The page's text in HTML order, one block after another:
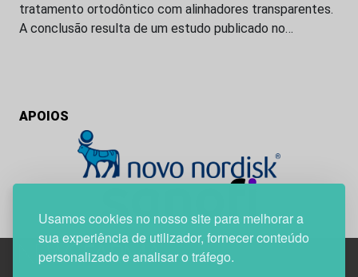
Usamos cookies no nosso site para melhorar a
sua experiência de utilizador, fornecer conteúdo
personalizado e analisar o tráfego.
tratamento ortodôntico com alinhadores transparentes.
A conclusão resulta de um estudo publicado no…
APOIOS